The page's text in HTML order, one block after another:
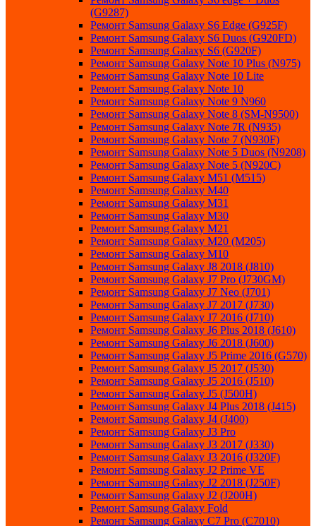
(G9287)
Ремонт Samsung Galaxy S6 Edge (G925F)
Ремонт Samsung Galaxy S6 Duos (G920FD)
Ремонт Samsung Galaxy S6 (G920F)
Ремонт Samsung Galaxy Note 10 Plus (N975)
Ремонт Samsung Galaxy Note 10 Lite
Ремонт Samsung Galaxy Note 10
Ремонт Samsung Galaxy Note 9 N960
Ремонт Samsung Galaxy Note 8 (SM-N9500)
Ремонт Samsung Galaxy Note 7R (N935)
Ремонт Samsung Galaxy Note 7 (N930F)
Ремонт Samsung Galaxy Note 5 Duos (N9208)
Ремонт Samsung Galaxy Note 5 (N920C)
Ремонт Samsung Galaxy M51 (M515)
Ремонт Samsung Galaxy M40
Ремонт Samsung Galaxy M31
Ремонт Samsung Galaxy M30
Ремонт Samsung Galaxy M21
Ремонт Samsung Galaxy M20 (M205)
Ремонт Samsung Galaxy M10
Ремонт Samsung Galaxy J8 2018 (J810)
Ремонт Samsung Galaxy J7 Pro (J730GM)
Ремонт Samsung Galaxy J7 Neo (J701)
Ремонт Samsung Galaxy J7 2017 (J730)
Ремонт Samsung Galaxy J7 2016 (J710)
Ремонт Samsung Galaxy J6 Plus 2018 (J610)
Ремонт Samsung Galaxy J6 2018 (J600)
Ремонт Samsung Galaxy J5 Prime 2016 (G570)
Ремонт Samsung Galaxy J5 2017 (J530)
Ремонт Samsung Galaxy J5 2016 (J510)
Ремонт Samsung Galaxy J5 (J500H)
Ремонт Samsung Galaxy J4 Plus 2018 (J415)
Ремонт Samsung Galaxy J4 (J400)
Ремонт Samsung Galaxy J3 Pro
Ремонт Samsung Galaxy J3 2017 (J330)
Ремонт Samsung Galaxy J3 2016 (J320F)
Ремонт Samsung Galaxy J2 Prime VE
Ремонт Samsung Galaxy J2 2018 (J250F)
Ремонт Samsung Galaxy J2 (J200H)
Ремонт Samsung Galaxy Fold
Ремонт Samsung Galaxy C7 Pro (C7010)